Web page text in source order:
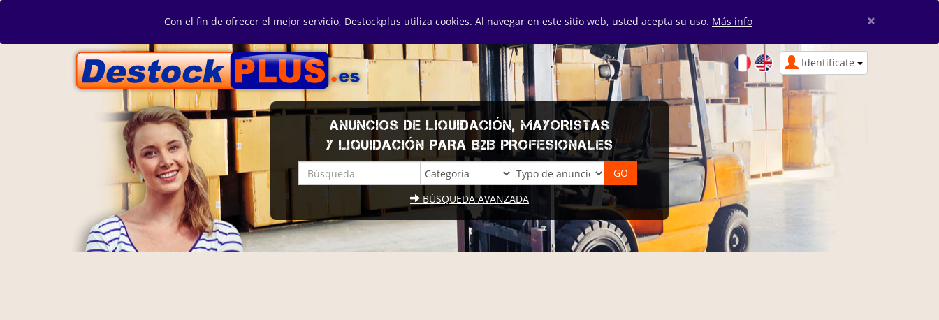
Con el fin de ofrecer el mejor servicio, Destockplus utiliza cookies. Al navegar en este sitio web, usted acepta su uso. Más info ×
Identifícate
ANUNCIOS DE LIQUIDACIÓN, MAYORISTAS
Y LIQUIDACIÓN PARA B2B PROFESIONALES
BÚSQUEDA AVANZADA